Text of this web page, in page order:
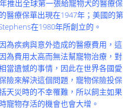
推出全球第一張給寵物犬的醫療保
醫療保單出現在1947年；美國的第
在1980年所創立的。
為疾病與意外造成的醫療費用，這
為費用太高而無法幫寵物治療，對
當遺憾的事情，因此在世界各國愛
險來解決這個問題，寵物保險投保
天災時的不幸罹難，所以飼主如果
寵物存活的機會也會大增。